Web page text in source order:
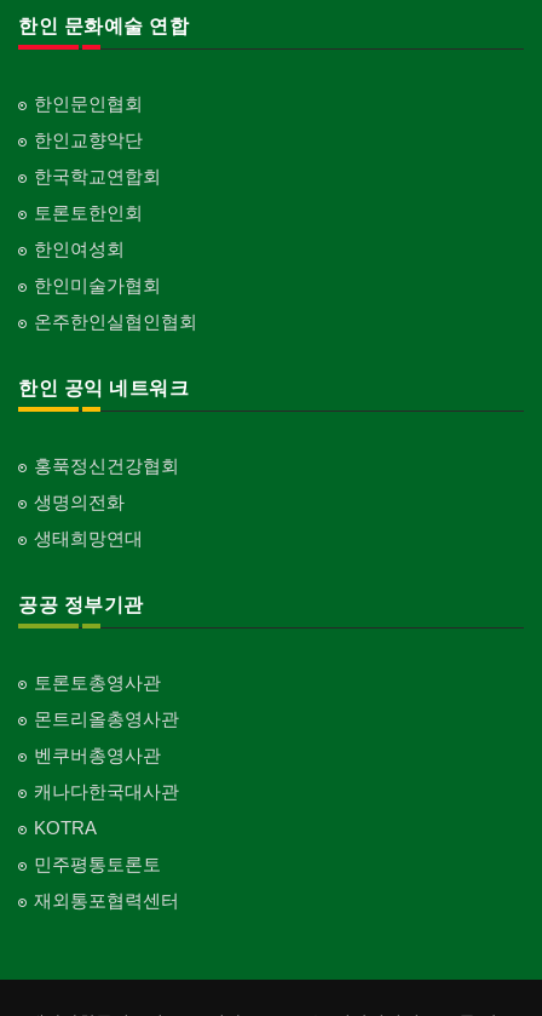
한인 문화예술 연합
한인문인협회
한인교향악단
한국학교연합회
토론토한인회
한인여성회
한인미술가협회
온주한인실협인협회
한인 공익 네트워크
홍푹정신건강협회
생명의전화
생태희망연대
공공 정부기관
토론토총영사관
몬트리올총영사관
벤쿠버총영사관
캐나다한국대사관
KOTRA
민주평통토론토
재외통포협력센터